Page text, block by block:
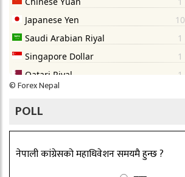
©Forex Nepal
POLL
नेपाली कांग्रेसको महाधिवेशन समयमै हुन्छ ?